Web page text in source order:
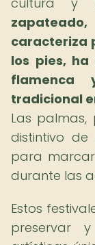
caracteriza
los pies,
tradicional
Las
distintivo
para
durante las
Estos
preservar